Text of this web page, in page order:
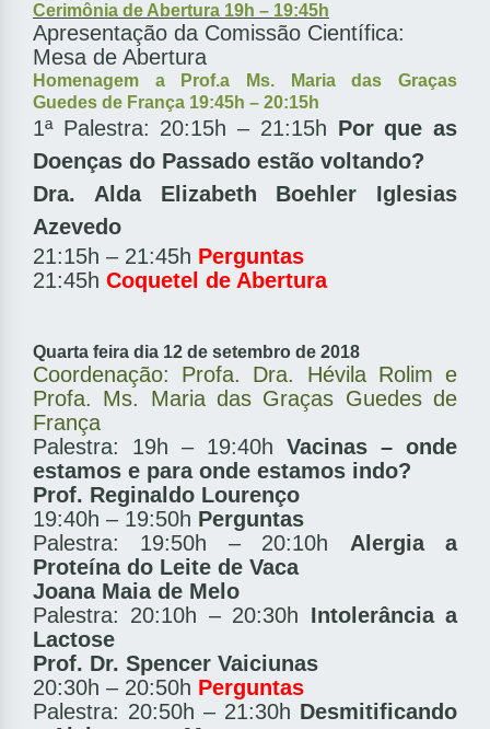
Cerimônia de Abertura 19h – 19:45h
Apresentação da Comissão Científica:
Mesa de Abertura
Homenagem a Prof.a Ms. Maria das Graças
Guedes de França 19:45h – 20:15h
1ª Palestra: 20:15h – 21:15h Por que as
Doenças do Passado estão voltando?
Dra. Alda Elizabeth Boehler Iglesias
Azevedo
21:15h – 21:45h Perguntas
21:45h Coquetel de Abertura
Quarta feira dia 12 de setembro de 2018
Coordenação: Profa. Dra. Hévila Rolim e
Profa. Ms. Maria das Graças Guedes de
França
Palestra: 19h – 19:40h Vacinas – onde
estamos e para onde estamos indo?
Prof. Reginaldo Lourenço
19:40h – 19:50h Perguntas
Palestra: 19:50h – 20:10h Alergia a
Proteína do Leite de Vaca
Joana Maia de Melo
Palestra: 20:10h – 20:30h Intolerância a
Lactose
Prof. Dr. Spencer Vaiciunas
20:30h – 20:50h Perguntas
Palestra: 20:50h – 21:30h Desmitificando